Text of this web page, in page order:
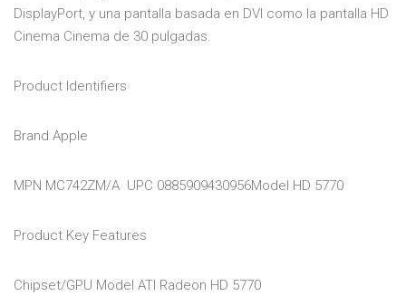
DisplayPort, y una pantalla basada en DVI como la pantalla HD
Cinema Cinema de 30 pulgadas.
Product Identifiers
Brand Apple
MPN MC742ZM/A UPC 0885909430956Model HD 5770
Product Key Features
Chipset/GPU Model ATI Radeon HD 5770